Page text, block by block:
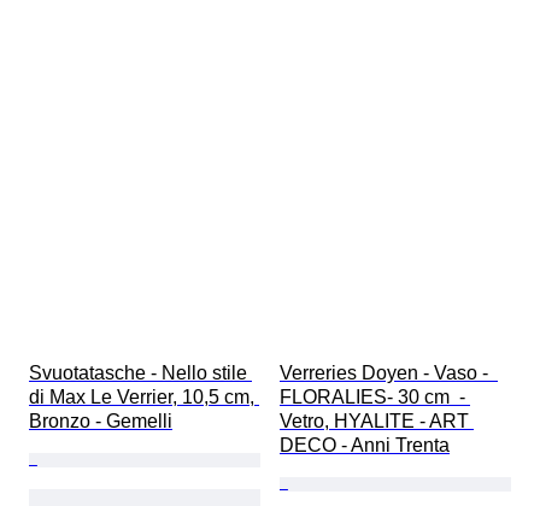
Svuotatasche - Nello stile
di Max Le Verrier, 10,5 cm,
Bronzo - Gemelli
Verreries Doyen - Vaso -
FLORALIES- 30 cm  -
Vetro, HYALITE - ART
DECO - Anni Trenta